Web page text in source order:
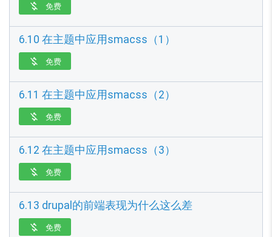
 免费
6.10 在主题中应用smacss（1）
 免费
6.11 在主题中应用smacss（2）
 免费
6.12 在主题中应用smacss（3）
 免费
6.13 drupal的前端表现为什么这么差
 免费